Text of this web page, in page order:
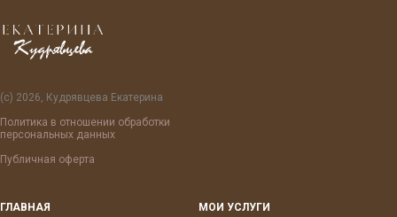
(с) 2026, Кудрявцева Екатерина
Политика в отношении обработки
персональных данных
Публичная оферта
ГЛАВНАЯ МОИ УСЛУГИ